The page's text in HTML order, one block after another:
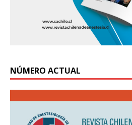
NÚMERO ACTUAL